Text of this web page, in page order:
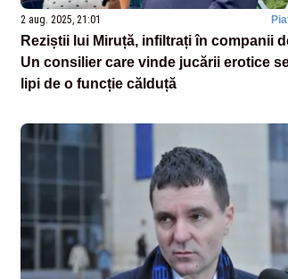
2 aug. 2025, 21:01
Reziștii lui Miruță, infiltrați în companii
Un consilier care vinde jucării erotice
lipi de o funcție călduță